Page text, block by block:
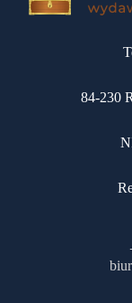
84-230